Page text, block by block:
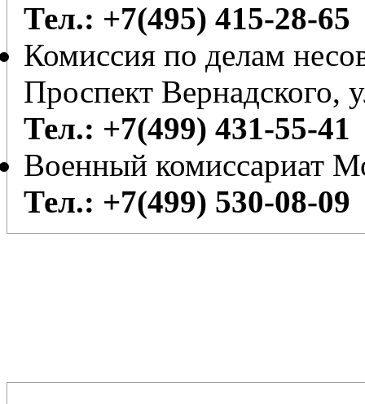
Тел.: +7(495) 415-28-65
Комиссия по делам
Проспект Вернадского,
Тел.: +7(499) 431-55-41
Военный комиссариат
Тел.: +7(499) 530-08-09